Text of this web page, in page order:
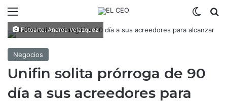
Fotoarte: Andrea Velazquez
Negocios
Unifin solita prórroga de 90
día a sus acreedores para